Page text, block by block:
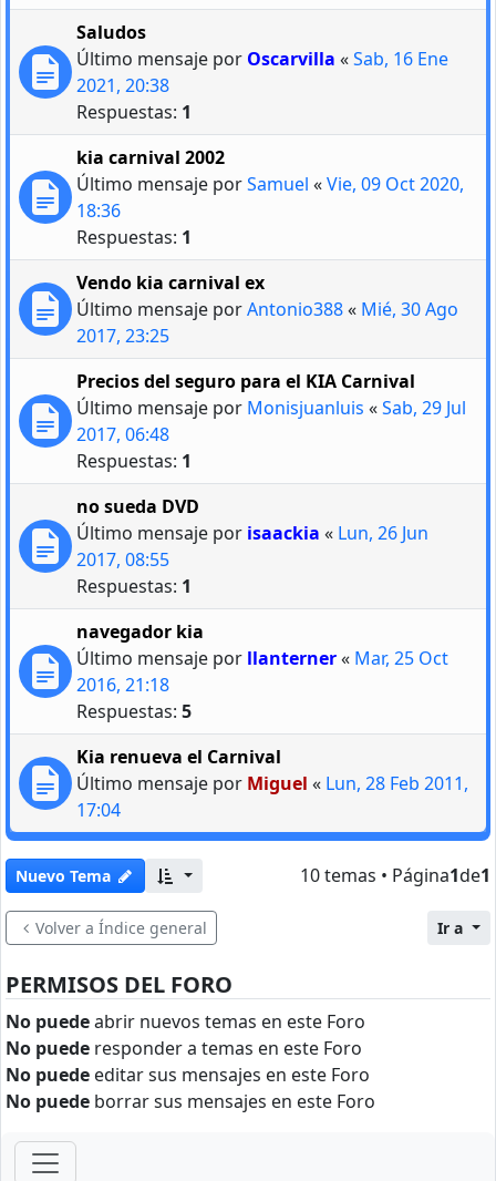
Saludos
Último mensaje por Oscarvilla «Sab, 16 Ene
2021, 20:38
Respuestas: 1
kia carnival 2002
Último mensaje porSamuel «Vie, 09 Oct 2020,
18:36
Respuestas: 1
Vendo kia carnival ex
Último mensaje porAntonio388« Mié, 30 Ago
2017, 23:25
Precios del seguro para el KIA Carnival
Último mensaje por Monisjuanluis «Sab, 29 Jul
2017, 06:48
Respuestas: 1
no sueda DVD
Último mensaje por isaackia « Lun, 26 Jun
2017, 08:55
Respuestas: 1
navegador kia
Último mensaje por llanterner« Mar, 25 Oct
2016, 21:18
Respuestas: 5
Kia renueva el Carnival
Último mensaje por Miguel « Lun, 28 Feb 2011,
17:04
Nuevo Tema 10 temas • Página1de1
Volver a Índice general Ir a
PERMISOS DEL FORO
No puedeabrir nuevos temas en este Foro
No puede responder a temas en este Foro
No puede editar sus mensajes en este Foro
No puede borrar sus mensajes en este Foro